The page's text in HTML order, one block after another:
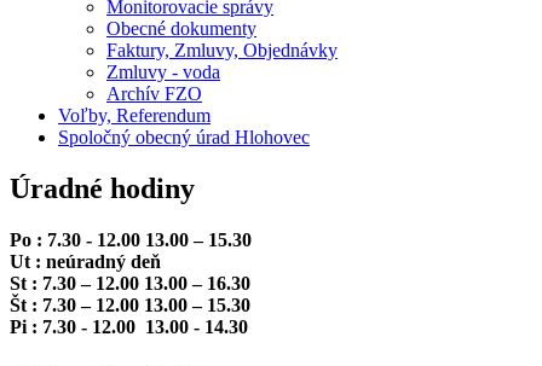
Monitorovacie správy
Obecné dokumenty
Faktury, Zmluvy, Objednávky
Zmluvy - voda
Archív FZO
Voľby, Referendum
Spoločný obecný úrad Hlohovec
Úradné hodiny
Po : 7.30 - 12.00 13.00 – 15.30
Ut : neúradný deň
St : 7.30 – 12.00 13.00 – 16.30
Št : 7.30 – 12.00 13.00 – 15.30
Pi : 7.30 - 12.00 13.00 - 14.30